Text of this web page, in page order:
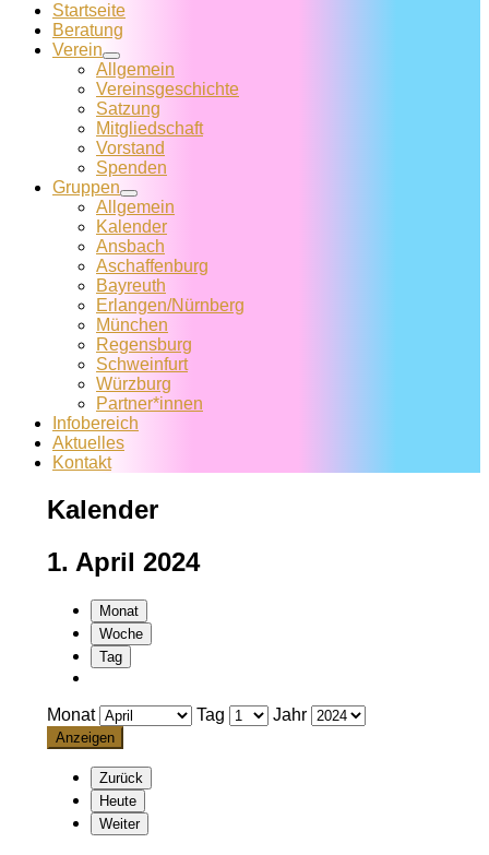
Startseite
Beratung
Verein
Allgemein
Vereins­geschichte
Satzung
Mitglied­schaft
Vorstand
Spenden
Gruppen
Allgemein
Kalender
Ansbach
Aschaffenburg
Bayreuth
Erlangen/Nürnberg
München
Regensburg
Schweinfurt
Würzburg
Partner*innen
Infobereich
Aktuelles
Kontakt
Kalender
1. April 2024
Monat
Woche
Tag
Monat Tag Jahr
Zurück
Heute
Weiter